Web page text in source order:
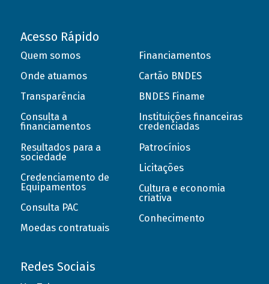
Acesso Rápido
Quem somos
Onde atuamos
Transparência
Consulta a
financiamentos
Resultados para a
sociedade
Credenciamento de
Equipamentos
Consulta PAC
Moedas contratuais
Financiamentos
Cartão BNDES
BNDES Finame
Instituições financeiras
credenciadas
Patrocínios
Licitações
Cultura e economia
criativa
Conhecimento
Redes Sociais